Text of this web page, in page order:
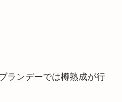
ランデーでは樽熟成が行